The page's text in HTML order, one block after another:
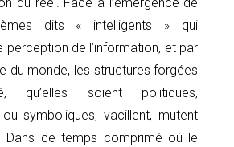
dits « intelligents » qui
perception de l’information, et par
du monde, les structures forgées
qu’elles soient politiques,
symboliques, vacillent, mutent
Dans ce temps comprimé où le